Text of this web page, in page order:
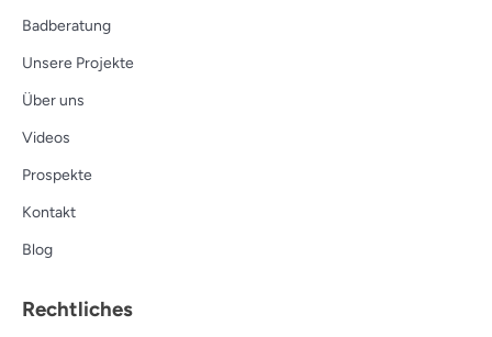
Badberatung
Unsere Projekte
Über uns
Videos
Prospekte
Kontakt
Blog
Rechtliches